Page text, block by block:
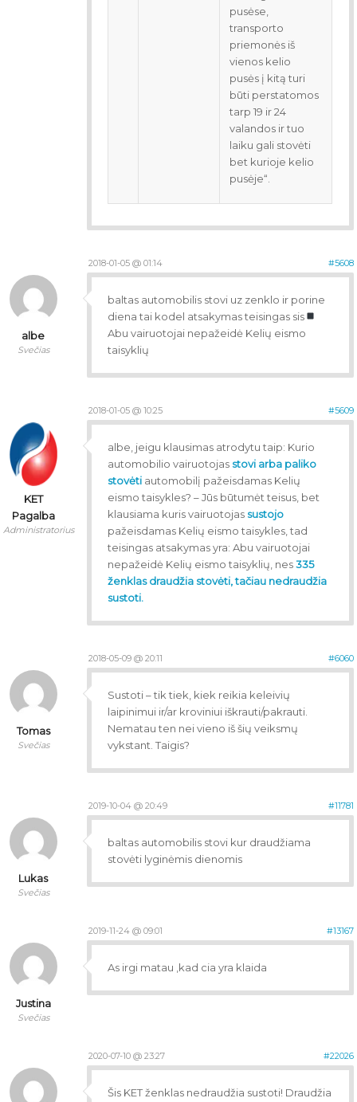
pusėse,
transporto
priemonės iš
vienos kelio
pusės į kitą turi
būti perstatomos
tarp 19 ir 24
valandos ir tuo
laiku gali stovėti
bet kurioje kelio
pusėje“.
2018-01-05 @ 01:14 #5608
albe
Svečias
baltas automobilis stovi uz zenklo ir porine
diena tai kodel atsakymas teisingas sis
Abu vairuotojai nepažeidė Kelių eismo
taisyklių
2018-01-05 @ 10:25 #5609
KET
Pagalba
Administratorius
albe, jeigu klausimas atrodytu taip: Kurio
automobilio vairuotojas stovi arba paliko
stovėti automobilį pažeisdamas Kelių
eismo taisykles? – Jūs būtumėt teisus, bet
klausiama kuris vairuotojas sustojo
pažeisdamas Kelių eismo taisykles, tad
teisingas atsakymas yra: Abu vairuotojai
nepažeidė Kelių eismo taisyklių, nes335
ženklas draudžia stovėti, tačiau nedraudžia
sustoti.
2018-05-09 @ 20:11 #6060
Tomas
Svečias
Sustoti – tik tiek, kiek reikia keleivių
laipinimui ir/ar kroviniui iškrauti/pakrauti.
Nematau ten nei vieno iš šių veiksmų
vykstant. Taigis?
2019-10-04 @ 20:49 #11781
Lukas
Svečias
baltas automobilis stovi kur draudžiama
stovėti lyginėmis dienomis
2019-11-24 @ 09:01 #13167
Justina
Svečias
As irgi matau ,kad cia yra klaida
2020-07-10 @ 23:27 #22026
Šis KET ženklas nedraudžia sustoti! Draudžia